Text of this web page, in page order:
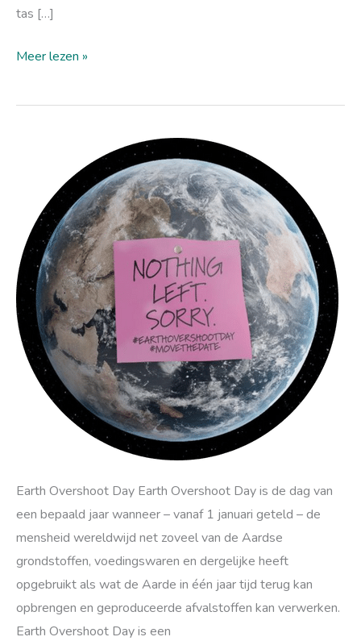
tas […]
Meer lezen »
Earth Overshoot Day Earth Overshoot Day is de dag van
een bepaald jaar wanneer – vanaf 1 januari geteld – de
mensheid wereldwijd net zoveel van de Aardse
grondstoffen, voedingswaren en dergelijke heeft
opgebruikt als wat de Aarde in één jaar tijd terug kan
opbrengen en geproduceerde afvalstoffen kan verwerken.
Earth Overshoot Day is een
Overshoot
2022